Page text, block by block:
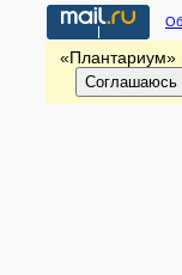
«Плантариум»
Соглашаюсь